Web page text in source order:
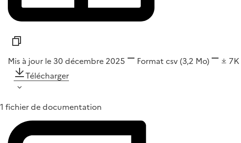
Mis à jour le 30 décembre 2025 Format csv(3,2 Mo) 7K
Télécharger
1 fichier de documentation